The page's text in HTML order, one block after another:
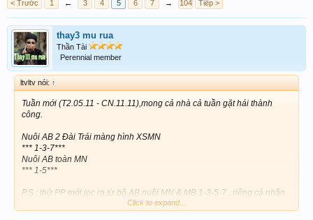
< Trước 1 ← 3 4 5 6 7 → 104 Tiếp >
thay3 mu rua
Thần Tài
Perennial member
ltvltv nói: ↑
Tuần mới (T2.05.11 - CN.11.11),mong cả nhà cả tuần gặt hái thành
công.
Nuôi AB 2 Đài Trái màng hình XSMN
*** 1-3-7***
Nuôi AB toàn MN
*** 1-5***
P.S : thử PP mới,lọc ra từ bộ AB nuôi MN & MB 1-3-5-7 , riêng cá nhân
vẫn theo bộ này,nhưng mỗi ngày chỉ đánh 10 con AB trong 16 con.
Click to expand...